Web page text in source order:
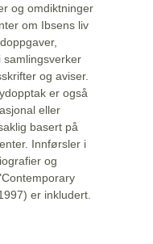
og omdiktninger
om Ibsens liv
samlingsverker
og aviser.
er også
eller
basert på
Innførsler i
og
er inkludert.